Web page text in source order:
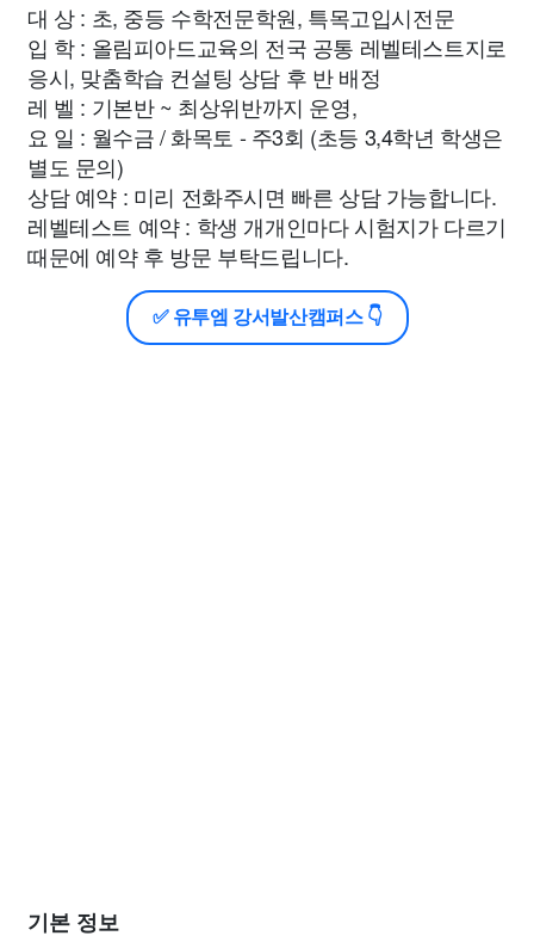
대 상 : 초, 중등 수학전문학원, 특목고입시전문
입 학 : 올림피아드교육의 전국 공통 레벨테스트지로
응시, 맞춤학습 컨설팅 상담 후 반 배정
레 벨 : 기본반 ~ 최상위반까지 운영,
요 일 : 월수금 / 화목토 - 주3회 (초등 3,4학년 학생은
별도 문의)
상담 예약 : 미리 전화주시면 빠른 상담 가능합니다.
레벨테스트 예약 : 학생 개개인마다 시험지가 다르기
때문에 예약 후 방문 부탁드립니다.
✅ 유투엠 강서발산캠퍼스 👇
기본 정보